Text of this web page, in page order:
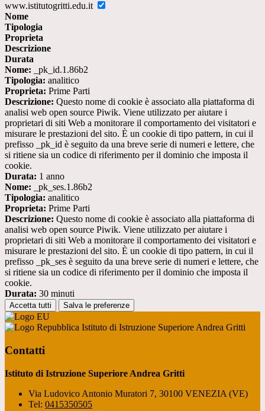
www.istitutogritti.edu.it
Nome
Tipologia
Proprieta
Descrizione
Durata
Nome: _pk_id.1.86b2
Tipologia: analitico
Proprieta: Prime Parti
Descrizione: Questo nome di cookie è associato alla piattaforma di
analisi web open source Piwik. Viene utilizzato per aiutare i
proprietari di siti Web a monitorare il comportamento dei visitatori e
misurare le prestazioni del sito. È un cookie di tipo pattern, in cui il
prefisso _pk_id è seguito da una breve serie di numeri e lettere, che
si ritiene sia un codice di riferimento per il dominio che imposta il
cookie.
Durata: 1 anno
Nome: _pk_ses.1.86b2
Tipologia: analitico
Proprieta: Prime Parti
Descrizione: Questo nome di cookie è associato alla piattaforma di
analisi web open source Piwik. Viene utilizzato per aiutare i
proprietari di siti Web a monitorare il comportamento dei visitatori e
misurare le prestazioni del sito. È un cookie di tipo pattern, in cui il
prefisso _pk_ses è seguito da una breve serie di numeri e lettere, che
si ritiene sia un codice di riferimento per il dominio che imposta il
cookie.
Durata: 30 minuti
Accetta tutti Salva le preferenze
Istituto di Istruzione Superiore Andrea Gritti
Contatti
Istituto di Istruzione Superiore Andrea Gritti
Via Ludovico Antonio Muratori 7, 30100 VENEZIA (VE)
Tel: 0415350505